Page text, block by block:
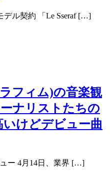
デル契約 「Le Sseraf […]
フィム)の音楽観
ナリストたちの
けどデビュー曲
ー 4月14日、業界 […]